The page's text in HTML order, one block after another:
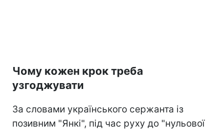
Чому кожен крок треба
узгоджувати
За словами українського сержанта із
позивним "Янкі", під час руху до "нульової